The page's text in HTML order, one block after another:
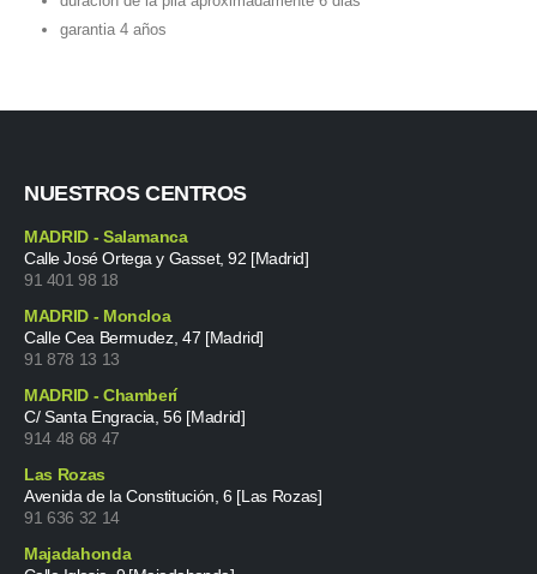
garantia 4 años
NUESTROS CENTROS
MADRID - Salamanca
Calle José Ortega y Gasset, 92 [Madrid]
91 401 98 18
MADRID - Moncloa
Calle Cea Bermudez, 47 [Madrid]
91 878 13 13
MADRID - Chamberí
C/ Santa Engracia, 56 [Madrid]
914 48 68 47
Las Rozas
Avenida de la Constitución, 6 [Las Rozas]
91 636 32 14
Majadahonda